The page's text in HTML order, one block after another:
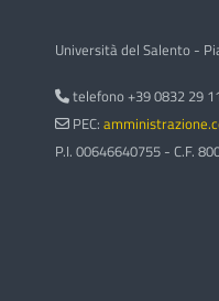
Università del Salento -
telefono +39 0832 29
PEC:
P.I. 00646640755 - C.F.